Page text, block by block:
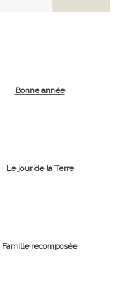
Bonne année
Le jour de la Terre
Famille recomposée